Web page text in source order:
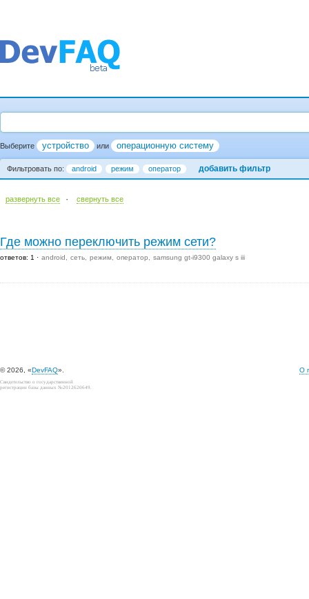
Выберите устройство или операционную систему
Фильтровать по: android режим оператор добавить фильтр
развернуть все · cвернуть все
Где можно переключить режим сети?
ответов: 1 android сеть режим оператор samsung gt-i9300 galaxy s iii
© 2026, «DevFAQ». О
Свидетельство о государственной
регистрации базы данных №2012620649.